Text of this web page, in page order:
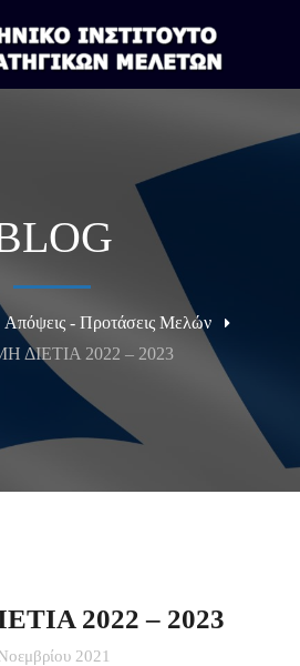
Απόψεις - Προτάσεις Μελών
ΔΙΕΤΙΑ 2022 – 2023
2022 – 2023
2021